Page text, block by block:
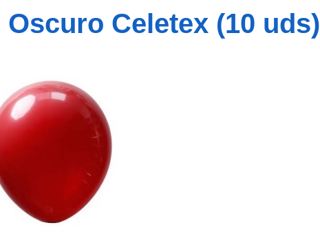
Oscuro Celetex (10 uds)